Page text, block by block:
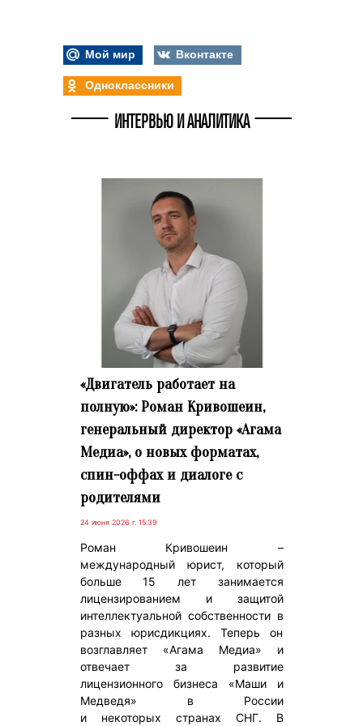
Мой мир
Вконтакте
Одноклассники
ИНТЕРВЬЮ И АНАЛИТИКА
«Двигатель работает на
полную»: Роман Кривошеин,
генеральный директор «Агама
Медиа», о новых форматах,
спин-оффах и диалоге с
родителями
24 июня 2026 г. 15:39
Роман Кривошеин –
международный юрист, который
больше 15 лет занимается
лицензированием и защитой
интеллектуальной собственности в
разных юрисдикциях. Теперь он
возглавляет «Агама Медиа» и
отвечает за развитие
лицензионного бизнеса «Маши и
Медведя» в России
и некоторых странах СНГ. В